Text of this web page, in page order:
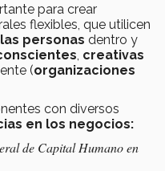
para crear
flexibles, que utilicen
personas dentro y
, creativas
(organizaciones
con diversos
en los negocios:
de Capital Humano en